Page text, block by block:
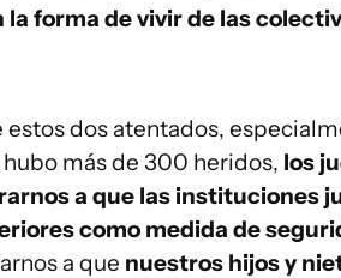
forma de vivir de las
estos dos atentados,
hubo más de 300 heridos, los
a que las instituciones
como medida de
a que nuestros hijos y